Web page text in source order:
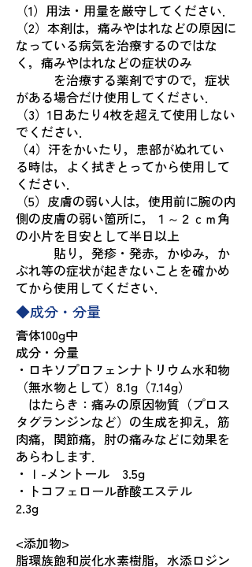
（1）用法・用量を厳守してください．
（2）本剤は，痛みやはれなどの原因に
なっている病気を治療するのではな
く，痛みやはれなどの症状のみ
を治療する薬剤ですので，症状
がある場合だけ使用してください．
（3）1日あたり4枚を超えて使用しない
でください．
（4）汗をかいたり，患部がぬれてい
る時は，よく拭きとってから使用して
ください．
（5）皮膚の弱い人は，使用前に腕の内
側の皮膚の弱い箇所に，１～２ｃｍ角
の小片を目安として半日以上
貼り，発疹・発赤，かゆみ，か
ぶれ等の症状が起きないことを確かめ
てから使用してください．
◆成分・分量
膏体100g中
成分・分量
・ロキソプロフェンナトリウム水和物
（無水物として）8.1g（7.14g）
はたらき：痛みの原因物質（プロス
タグランジンなど）の生成を抑え，筋
肉痛，関節痛，肘の痛みなどに効果を
あらわします．
・ｌ-メントール 3.5g
・トコフェロール酢酸エステル
2.3g
<添加物>
脂環族飽和炭化水素樹脂，水添ロジン